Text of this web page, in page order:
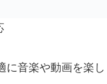
に音楽や動画を楽し